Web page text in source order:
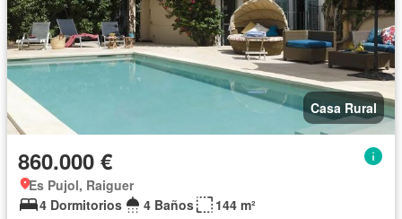
Casa Rural
860.000 €
Es Pujol, Raiguer
4 Dormitorios
4 Baños 144 m²